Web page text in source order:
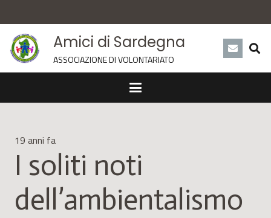
Amici di Sardegna
ASSOCIAZIONE DI VOLONTARIATO
19 anni fa
I soliti noti
dell’ambientalismo